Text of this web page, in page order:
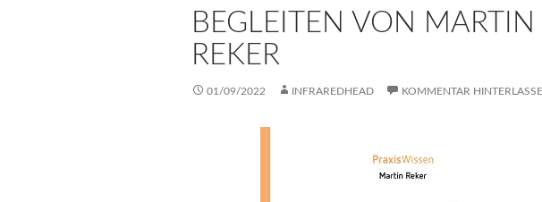
BEGLEITEN VON MARTIN
REKER
01/09/2022 INFRAREDHEAD KOMMENTAR